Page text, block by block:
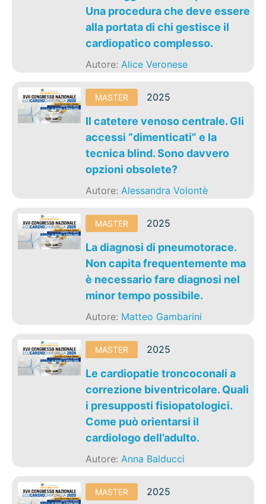
Una procedura che deve essere
alla portata di chi gestisce il
cardiopatico complesso.
Autore:Alice Veronese
MASTER 2025
Il catetere venoso centrale. Gli
accessi “dimenticati” e la
tecnica blind. Sono davvero
opzioni obsolete?
Autore:Alessandra Volontè
MASTER 2025
La diagnosi di pneumotorace.
Non capita frequentemente ma
è necessario fare diagnosi nel
minor tempo possibile.
Autore: Matteo Gambarini
MASTER 2025
Le cardiopatie troncoconali a
correzione biventricolare. Quali
i presupposti fisiopatologici.
Come può orientarsi il
cardiologo dell’adulto.
Autore:Anna Balducci
MASTER 2025